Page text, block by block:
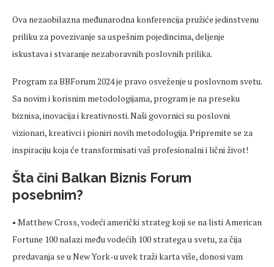
Ova nezaobilazna međunarodna konferencija pružiće jedinstvenu
priliku za povezivanje sa uspešnim pojedincima, deljenje
iskustava i stvaranje nezaboravnih poslovnih prilika.
Program za BBForum 2024 je pravo osveženje u poslovnom svetu.
Sa novim i korisnim metodologijama, program je na preseku
biznisa, inovacija i kreativnosti. Naši govornici su poslovni
vizionari, kreativci i pioniri novih metodologija. Pripremite se za
inspiraciju koja će transformisati vaš profesionalni i lični život!
Šta čini Balkan Biznis Forum
posebnim?
• Matthew Cross, vodeći američki strateg koji se na listi American
Fortune 100 nalazi među vodećih 100 stratega u svetu, za čija
predavanja se u New York-u uvek traži karta više, donosi vam